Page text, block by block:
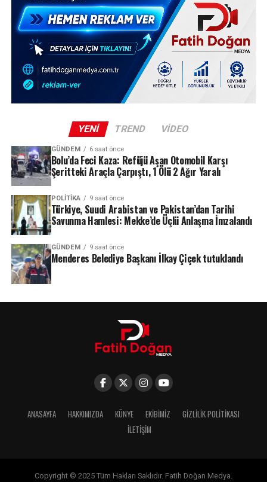
YENI TREND VIDEO
GÜNDEM 6 saat önce
Bolu’da Feci Kaza: Refüjü Aşan Otomobil Karşı
Şeritteki Araçla Çarpıştı, 1 Ölü 2 Ağır Yaralı
POLITIKA 9 saat önce
Türkiye, Suudi Arabistan ve Pakistan’dan Tarihi
Savunma Hamlesi: Mekke’de Üçlü Anlaşma İmzalandı
GÜNDEM 9 saat önce
Menderes Belediye Başkanı İlkay Çiçek tutuklandı
ANASAYFA HAKKIMIZDA KÜNYE EKIBIMIZ
GIZLILIK POLITIKASI
İLETIŞIM
Copyright © 2025 Tüm Hakları Saklıdır. Fatih Doğan Medya.